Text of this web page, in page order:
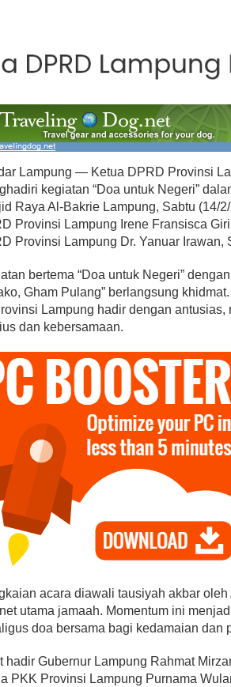
Lampung — Ketua DPRD Provinsi
kegiatan “Doa untuk Negeri”
Raya Al-Bakrie Lampung, Sabtu (14/
Provinsi Lampung Irene Fransisca
Provinsi Lampung Dr. Yanuar Irawan,
bertema “Doa untuk Negeri”
Gham Pulang” berlangsung
Lampung hadir dengan antusias,
dan kebersamaan.
acara diawali tausiyah akbar
utama jamaah. Momentum ini
doa bersama bagi kedamaian dan
hadir Gubernur Lampung Rahmat
PKK Provinsi Lampung Purnama